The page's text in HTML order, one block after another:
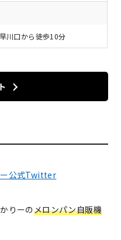
川口から徒歩10分
ー公式Twitter
りーのメロンパン自販機